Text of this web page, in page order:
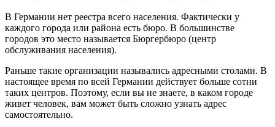
В Германии нет реестра всего населения. Фактически у
каждого города или района есть бюро. В большинстве
городов это место называется Бюргербюро (центр
обслуживания населения).
Раньше такие организации назывались адресными столами. В
настоящее время по всей Германии действует больше сотни
таких центров. Поэтому, если вы не знаете, в каком городе
живет человек, вам может быть сложно узнать адрес
самостоятельно.